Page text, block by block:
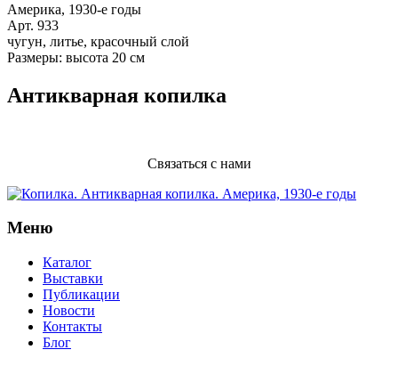
Америка, 1930-е годы
Арт. 933
чугун, литье, красочный слой
Размеры: высота 20 см
Антикварная копилка
Связаться с нами
Меню
Каталог
Выставки
Публикации
Новости
Контакты
Блог